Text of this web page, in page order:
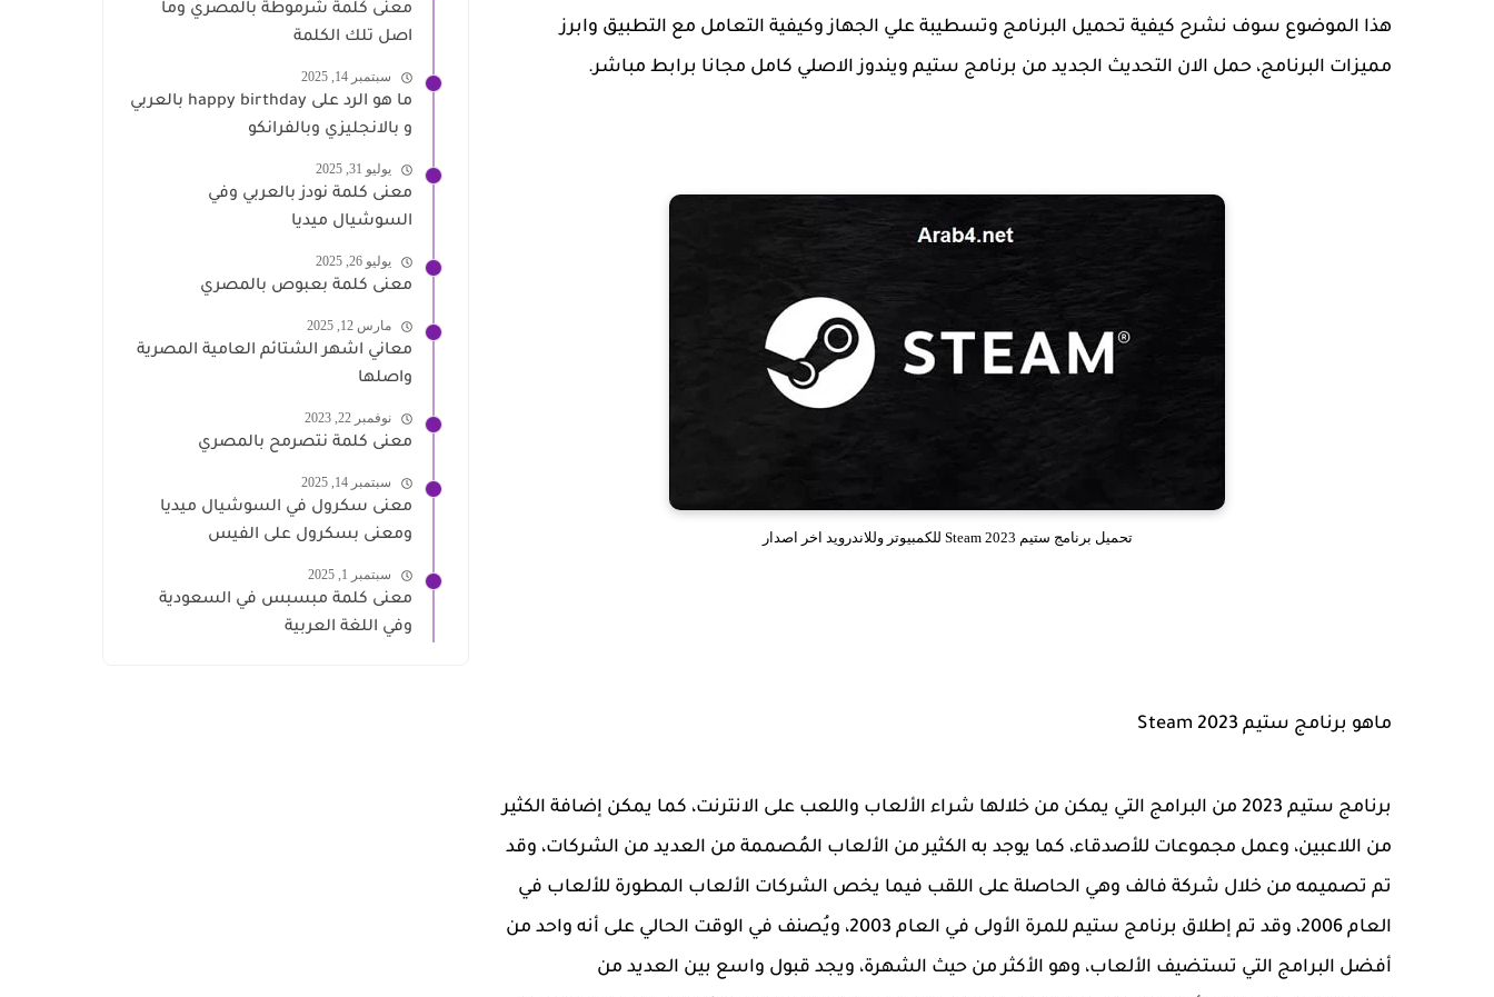
هذا الموضوع سوف نشرح كيفية تحميل البرنامج وتسطيبة علي الجهاز وكيفية التعامل مع التطبيق وابرز
مميزات البرنامج، حمل الان التحديث الجديد من برنامج ستيم ويندوز الاصلي كامل مجانا برابط مباشر.
تحميل برنامج ستيم 2023 Steam للكمبيوتر وللاندرويد اخر اصدار
ماهو برنامج ستيم 2023 Steam
برنامج ستيم 2023 من البرامج التي يمكن من خلالها شراء الألعاب واللعب على الانترنت، كما يمكن إضافة الكثير
من اللاعبين، وعمل مجموعات للأصدقاء، كما يوجد به الكثير من الألعاب المُصممة من العديد من الشركات، وقد
تم تصميمه من خلال شركة فالف وهي الحاصلة على اللقب فيما يخص الشركات الألعاب المطورة للألعاب في
العام 2006، وقد تم إطلاق برنامج ستيم للمرة الأولى في العام 2003، ويُصنف في الوقت الحالي على أنه واحد من
أفضل البرامج التي تستضيف الألعاب، وهو الأكثر من حيث الشهرة، ويجد قبول واسع بين العديد من
معنى كلمة شرموطة بالمصري وما
اصل تلك الكلمة
سبتمبر 14, 2025
ما هو الرد على happy birthday بالعربي
و بالانجليزي وبالفرانكو
يوليو 31, 2025
معنى كلمة نودز بالعربي وفي
السوشيال ميديا
يوليو 26, 2025
معنى كلمة بعبوص بالمصري
مارس 12, 2025
معاني اشهر الشتائم العامية المصرية
واصلها
نوفمبر 22, 2023
معنى كلمة نتصرمح بالمصري
سبتمبر 14, 2025
معنى سكرول في السوشيال ميديا
ومعنى بسكرول على الفيس
سبتمبر 1, 2025
معنى كلمة مبسبس في السعودية
وفي اللغة العربية